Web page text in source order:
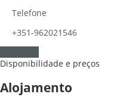
Telefone
+351-962021546
Disponibilidade e preços
Alojamento